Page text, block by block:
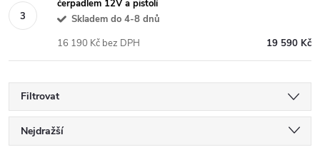
čerpadlem 12V a pistolí
Skladem do 4-8 dnů
19 590 Kč
16 190 Kč bez DPH
Filtrovat
Ř
Nejdražší